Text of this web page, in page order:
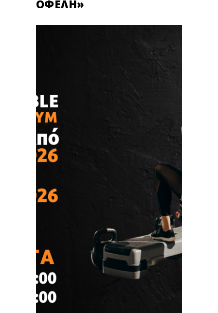
ΟΦΈΛΗ»